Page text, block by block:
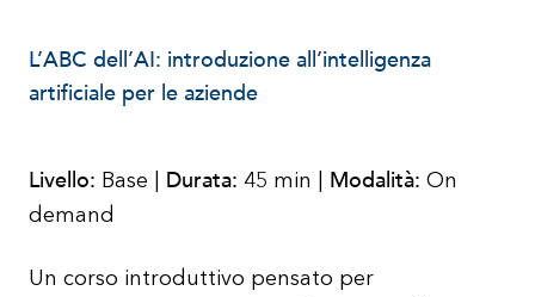
L’ABC dell’AI: introduzione all’intelligenza
artificiale per le aziende
Livello: Base | Durata: 45 min | Modalità: On
demand
Un corso introduttivo pensato per